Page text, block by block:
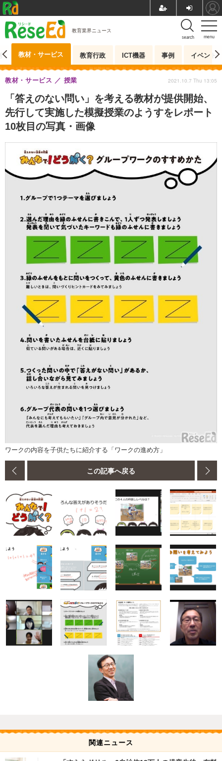
menu
search
教育業界ニュース
教材・サービス 教育行政 ICT機器 事例 イベント
「答えのない問い」を考える教材が提供開始、
先行して実施した模擬授業のようすをレポート
10枚目の写真・画像
教材・サービス 授業 2021.10.7 Thu 13:05
ワークの内容を子供たちに紹介する「ワークの進め方」
この記事へ戻る
関連ニュース